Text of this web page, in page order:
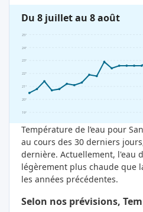
Du 8 juillet au 8 août
19°
20°
21°
22°
23°
24°
25°
Température de l’eau pour
au cours des 30 derniers
dernière. Actuellement, l'eau
légèrement plus chaude que
les années précédentes.
Selon nos prévisions,